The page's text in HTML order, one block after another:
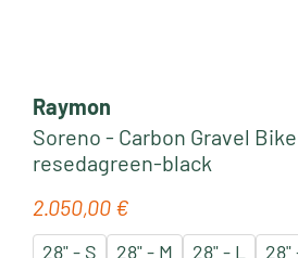
Raymon
Soreno - Carbon Gravel
resedagreen-black
Regulärer Preis:
2.050,00 €
28" - S 28" - M 28" - L 28"